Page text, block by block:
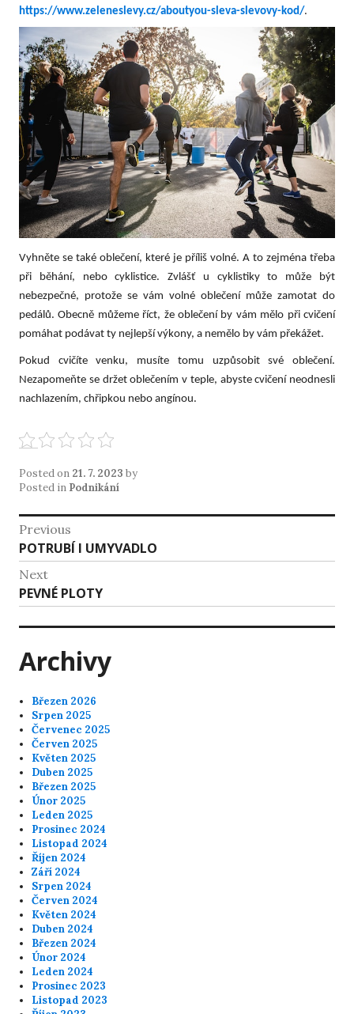
https://www.zeleneslevy.cz/aboutyou-sleva-slevovy-kod/.
Vyhněte se také oblečení, které je příliš volné. A to zejména třeba
při běhání, nebo cyklistice. Zvlášť u cyklistiky to může být
nebezpečné, protože se vám volné oblečení může zamotat do
pedálů. Obecně můžeme říct, že oblečení by vám mělo při cvičení
pomáhat podávat ty nejlepší výkony, a nemělo by vám překážet.
Pokud cvičíte venku, musíte tomu uzpůsobit své oblečení.
Nezapomeňte se držet oblečením v teple, abyste cvičení neodnesli
nachlazením, chřipkou nebo angínou.
Posted on 21. 7. 2023 by
Posted in Podnikání
Navigace
pro
příspěvek
Previous
Previous
post:
POTRUBÍ I UMYVADLO
Next
Next
post:
PEVNÉ PLOTY
Archivy
Březen 2026
Srpen 2025
Červenec 2025
Červen 2025
Květen 2025
Duben 2025
Březen 2025
Únor 2025
Leden 2025
Prosinec 2024
Listopad 2024
Říjen 2024
Září 2024
Srpen 2024
Červen 2024
Květen 2024
Duben 2024
Březen 2024
Únor 2024
Leden 2024
Prosinec 2023
Listopad 2023